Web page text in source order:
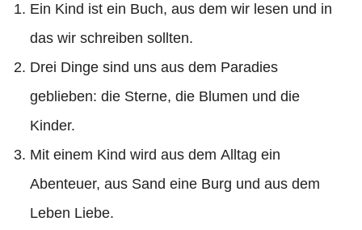
Ein Kind ist ein Buch, aus dem wir lesen und in
das wir schreiben sollten.
Drei Dinge sind uns aus dem Paradies
geblieben: die Sterne, die Blumen und die
Kinder.
Mit einem Kind wird aus dem Alltag ein
Abenteuer, aus Sand eine Burg und aus dem
Leben Liebe.